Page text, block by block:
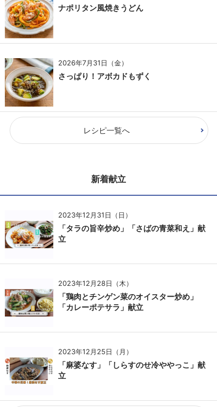
ナポリタン風焼きうどん
2026年7月31日（金）
さっぱり！アボカドもずく
レシピ一覧へ
新着献立
2023年12月31日（日）
「タラの旨辛炒め」「さばの青菜和え」献
立
2023年12月28日（木）
「鶏肉とチンゲン菜のオイスター炒め」
「カレーポテサラ」献立
2023年12月25日（月）
「麻婆なす」「しらすのせ冷ややっこ」献
立